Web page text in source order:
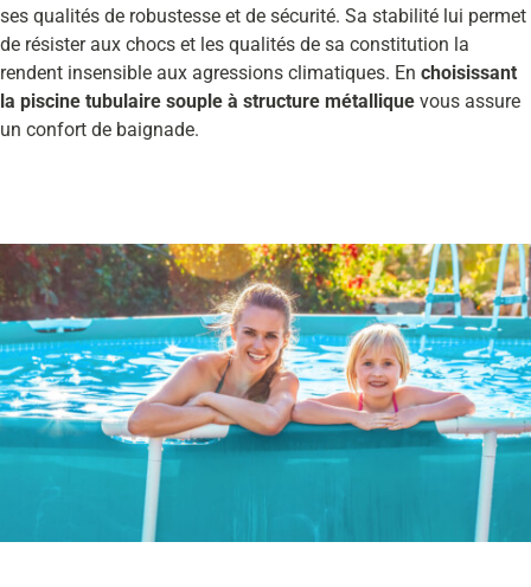
ses qualités de robustesse et de sécurité. Sa stabilité lui permet
de résister aux chocs et les qualités de sa constitution la
rendent insensible aux agressions climatiques. En choisissant
la piscine tubulaire souple à structure métallique vous assure
un confort de baignade.